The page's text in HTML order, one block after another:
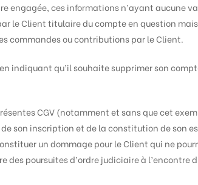
engagée, ces informations n’ayant aucune
le Client titulaire du compte en question
commandes ou contributions par le Client.
indiquant qu’il souhaite supprimer son
CGV (notamment et sans que cet
son inscription et de la constitution de son
un dommage pour le Client qui ne
poursuites d’ordre judiciaire à l’encontre